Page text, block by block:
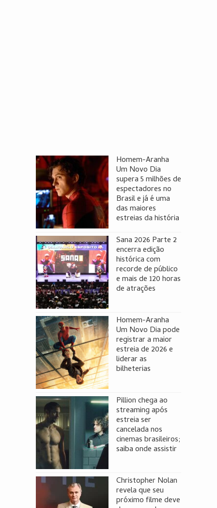
Homem-Aranha
Um Novo Dia
supera 5 milhões de
espectadores no
Brasil e já é uma
das maiores
estreias da história
Sana 2026 Parte 2
encerra edição
histórica com
recorde de público
e mais de 120 horas
de atrações
Homem-Aranha
Um Novo Dia pode
registrar a maior
estreia de 2026 e
liderar as
bilheterias
Pillion chega ao
streaming após
estreia ser
cancelada nos
cinemas brasileiros;
saiba onde assistir
Christopher Nolan
revela que seu
próximo filme deve